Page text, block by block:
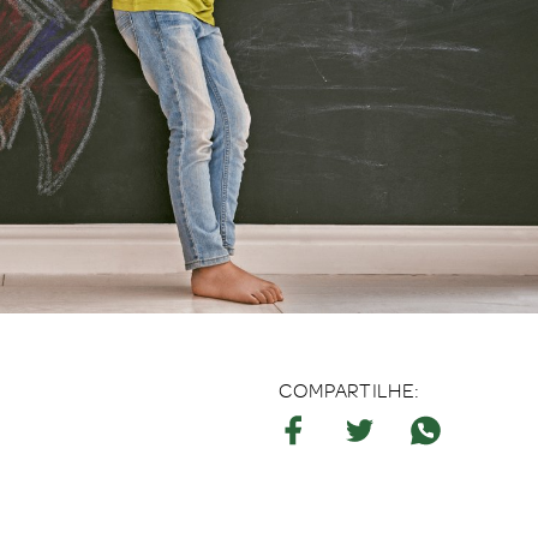
COMPARTILHE: